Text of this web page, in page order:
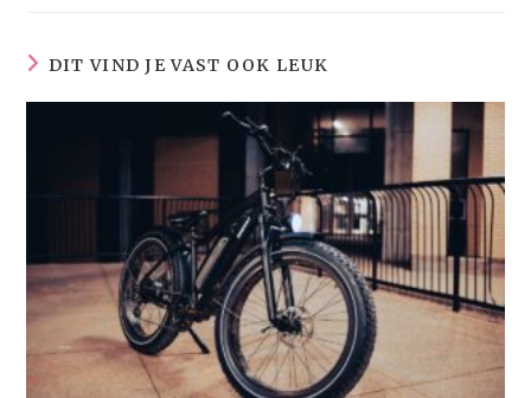
DIT VIND JE VAST OOK LEUK